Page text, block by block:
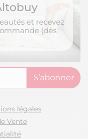
et recevez
(dès
légales
Vente